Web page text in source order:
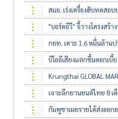
สมอ. เร่งเครื่องฮับทดสอ
"บอร์ดอีวี" จี้วางโครงสร้
กยท. เคาะ 1.6 หมื่นล้าน
บีโออีเสียงแตกขึ้นดอกเบี้
Krungthai GLOBAL
เจาะลึกยานยนต์ไทย 8 เ
กัมพูชาเผยรายได้ส่งออก